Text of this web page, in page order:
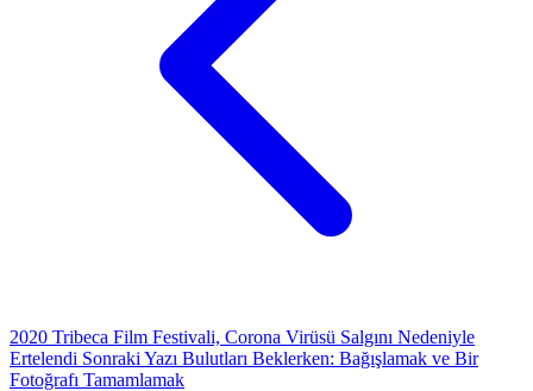
2020 Tribeca Film Festivali, Corona Virüsü Salgını Nedeniyle
Ertelendi Sonraki Yazı Bulutları Beklerken: Bağışlamak ve Bir
Fotoğrafı Tamamlamak